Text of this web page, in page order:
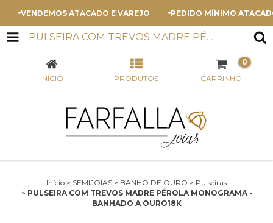
VENDEMOS ATACADO E VAREJO PEDIDO MÍNIMO ATACADO
PULSEIRA COM TREVOS MADRE PÉROLA MONOGRAMA - BANHADO A OURO18K
INÍCIO PRODUTOS CARRINHO
0
Início > SEMIJOIAS > BANHO DE OURO > Pulseiras
> PULSEIRA COM TREVOS MADRE PÉROLA MONOGRAMA -
BANHADO A OURO18K